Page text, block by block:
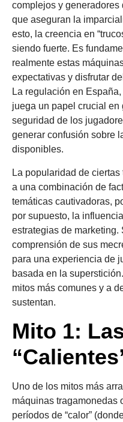
complejos y
que aseguran la
esto, la creencia en
siendo fuerte. Es
realmente estas
expectativas y disfrutar
La regulación en
juega un papel crucial en
seguridad de los
generar confusión sobre
disponibles.
La popularidad de
a una combinación de
temáticas cautivadoras,
por supuesto, la
estrategias de marketing.
comprensión de sus
para una experiencia de
basada en la
mitos más comunes y a
sustentan.
Mito 1:
Uno de los mitos más
máquinas tragamonedas
períodos de “calor”